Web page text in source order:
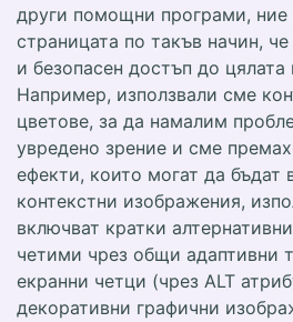
други помощни програми, ние
страницата по такъв начин,
и безопасен достъп до
Например, използвали сме
цветове, за да намалим
увредено зрение и сме
ефекти, които могат да бъдат
контекстни изображения,
включват кратки
четими чрез общи адаптивни
екранни четци (чрез ALT
декоративни графични